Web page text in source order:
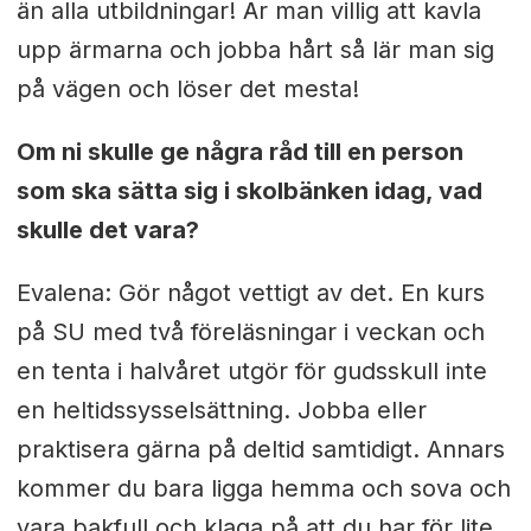
än alla utbildningar! Är man villig att kavla
upp ärmarna och jobba hårt så lär man sig
på vägen och löser det mesta!
Om ni skulle ge några råd till en person
som ska sätta sig i skolbänken idag, vad
skulle det vara?
Evalena: Gör något vettigt av det. En kurs
på SU med två föreläsningar i veckan och
en tenta i halvåret utgör för gudsskull inte
en heltidssysselsättning. Jobba eller
praktisera gärna på deltid samtidigt. Annars
kommer du bara ligga hemma och sova och